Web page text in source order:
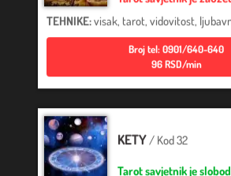
TEHNIKE:visak, tarot, vidovitost,
Broj tel: 0901/640-640
96 RSD/min